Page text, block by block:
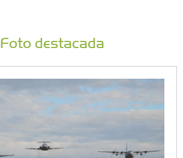
Foto destacada